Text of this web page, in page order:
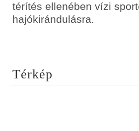
térítés ellenében vízi
hajókirándulásra.
Térkép